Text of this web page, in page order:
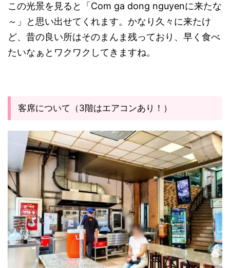
この光景を見ると「Com ga dong nguyenに来たな
～」と思い出せてくれます。かなり久々に来たけ
ど、昔の良い所はそのまんま残っており、早く食べ
たいなぁとワクワクしてきますね。
客席について（3階はエアコンあり！）